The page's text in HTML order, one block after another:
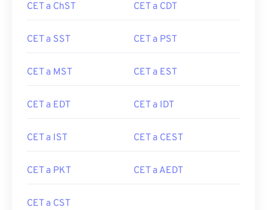
CET a ChST CET a CDT
CET a SST CET a PST
CET a MST CET a EST
CET a EDT CET a IDT
CET a IST CET a CEST
CET a PKT CET a AEDT
CET a CST